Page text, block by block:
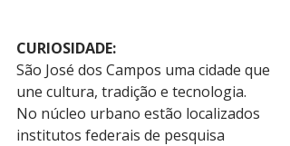
CURIOSIDADE:
São José dos Campos uma cidade que
une cultura, tradição e tecnologia.
No núcleo urbano estão localizados
institutos federais de pesquisa